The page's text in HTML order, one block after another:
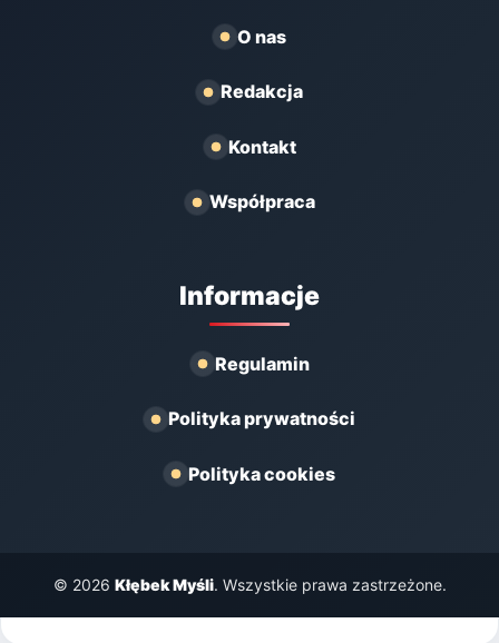
O nas
Redakcja
Kontakt
Współpraca
Informacje
Regulamin
Polityka prywatności
Polityka cookies
© 2026 Kłębek Myśli. Wszystkie prawa zastrzeżone.